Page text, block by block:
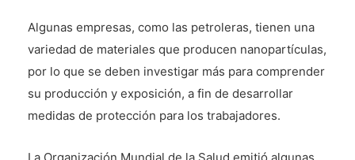
Algunas empresas, como las petroleras, tienen una
variedad de materiales que producen nanopartículas,
por lo que se deben investigar más para comprender
su producción y exposición, a fin de desarrollar
medidas de protección para los trabajadores.